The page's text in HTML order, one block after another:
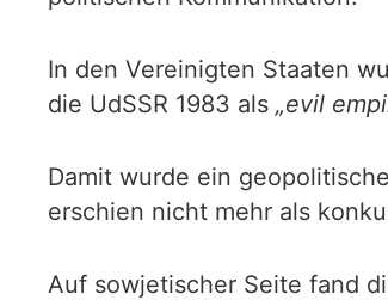
In den Vereinigten Staaten
die UdSSR 1983 als „evil
Damit wurde ein
erschien nicht mehr als
Auf sowjetischer Seite fand